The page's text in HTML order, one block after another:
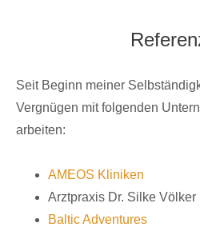
Seit Beginn meiner
Vergnügen mit folgenden
arbeiten:
AMEOS Kliniken
Arztpraxis Dr. Silke Völker
Baltic Adventures